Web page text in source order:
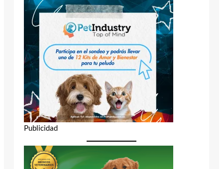
Publicidad